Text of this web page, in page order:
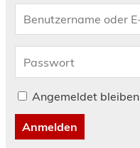
Angemeldet bleiben
Anmelden